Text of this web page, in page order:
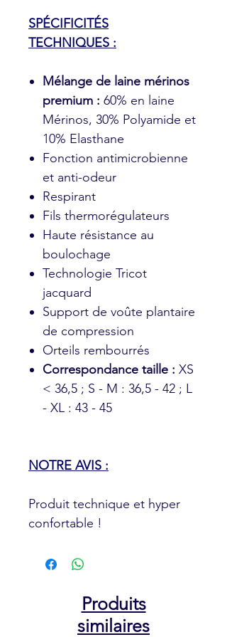
SPÉCIFICITÉS
TECHNIQUES :
Mélange de laine mérinos
premium : 60% en laine
Mérinos, 30% Polyamide et
10% Elasthane
Fonction antimicrobienne
et anti-odeur
Respirant
Fils thermorégulateurs
Haute résistance au
boulochage
Technologie Tricot
jacquard
Support de voûte plantaire
de compression
Orteils rembourrés
Correspondance taille : XS
< 36,5 ; S - M : 36,5 - 42 ; L
- XL : 43 - 45
NOTRE AVIS :
Produit technique et hyper
confortable !
Produits
similaires